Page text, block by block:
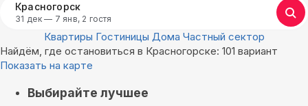
Красногорск
31 дек — 7 янв, 2 гостя
Квартиры Гостиницы Дома Частный сектор
Найдём, где остановиться в Красногорске: 101 вариант
Показать на карте
Выбирайте лучшее